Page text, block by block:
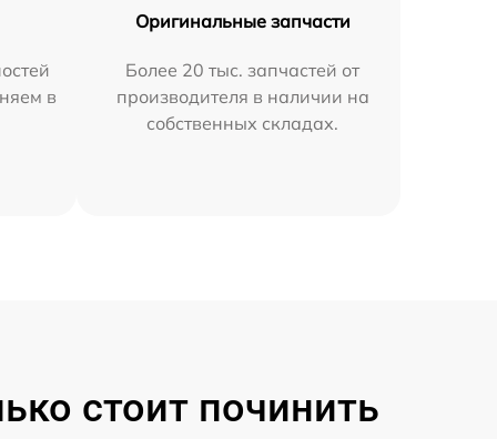
в
Оригинальные запчасти
Более 20 тыс. запчастей от
производителя в наличии на
собственных складах.
стоит починить